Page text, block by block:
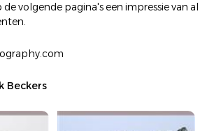
volgende pagina's een impressie van al
Beckers